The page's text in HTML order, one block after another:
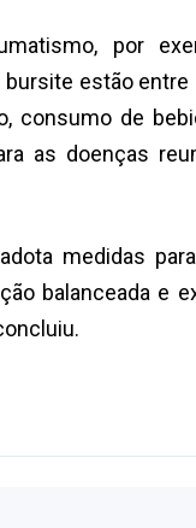
por
estão
consumo de
as doenças
medidas
balanceada e